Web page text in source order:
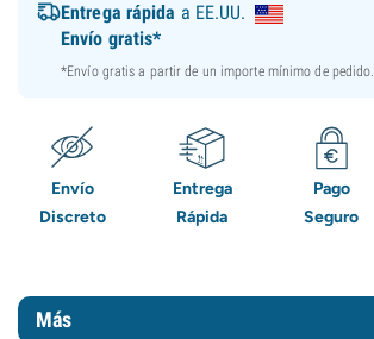
Entrega rápida a EE.UU.
Envío gratis*
*Envío gratis a partir de un importe mínimo de pedido.
Envío
Discreto
Entrega
Rápida
Pago
Seguro
Más